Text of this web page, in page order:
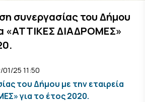
συνεργασίας του Δήμου
«ΑΤΤΙΚΕΣ ΔΙΑΔΡΟΜΕΣ»
01/25 11:50
του Δήμου με την εταιρεία
για το έτος 2020.